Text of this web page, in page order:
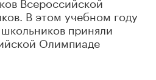
В этом учебном году
приняли
Олимпиаде